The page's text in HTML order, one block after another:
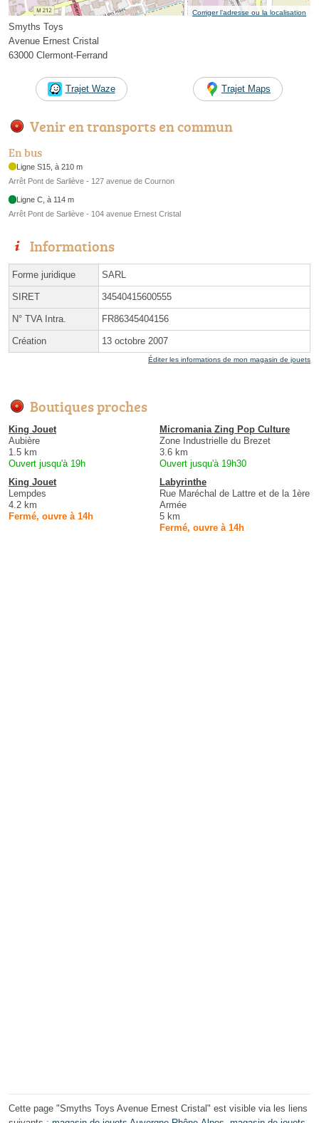
Corriger l’adresse ou la localisation
Smyths Toys
Avenue Ernest Cristal
63000 Clermont-Ferrand
Trajet Waze Trajet Maps
Venir en transports en commun
En bus
Ligne S15, à 210 m
Arrêt Pont de Sarliève - 127 avenue de Cournon
Ligne C, à 114 m
Arrêt Pont de Sarliève - 104 avenue Ernest Cristal
Informations
Forme juridique SARL
SIRET 34540415600555
N° TVA Intra. FR86345404156
Création 13 octobre 2007
Éditer les informations de mon magasin de jouets
Boutiques proches
King Jouet
Aubière
1.5 km
Ouvert jusqu'à 19h
Micromania Zing Pop Culture
Zone Industrielle du Brezet
3.6 km
Ouvert jusqu'à 19h30
King Jouet
Lempdes
4.2 km
Fermé, ouvre à 14h
Labyrinthe
Rue Maréchal de Lattre et de la 1ère
Armée
5 km
Fermé, ouvre à 14h
Cette page "Smyths Toys Avenue Ernest Cristal" est visible via les liens